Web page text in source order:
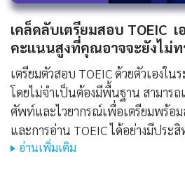
เคล็ดลับเตรียมสอบ TOEIC
คะแนนสูงที่คุณอาจจะยังไม่ท
เตรียมตัวสอบ TOEIC ด้วยตัวเองใน
โดยไม่จำเป็นต้องมีพื้นฐาน สามาร
ศัพท์และไวยากรณ์เพื่อเตรียมพร้อ
และการอ่าน TOEIC ได้อย่างมีประ
อ่านเพิ่มเติม